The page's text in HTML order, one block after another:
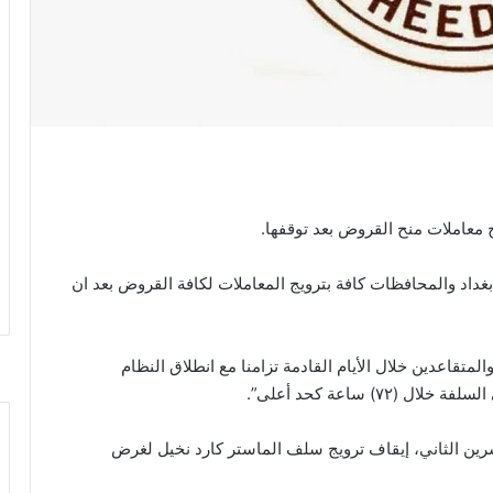
معاملات منح القروض بعد توقفها.
والمحافظات كافة بترويج المعاملات لكافة القروض بعد ان
خلال الأيام القادمة تزامنا مع انطلاق النظام
ساعة كحد أعلى”.
ان مصرف الرشيد قرر مصرف الرشيد، في 16 تشرين الثاني، إيقاف ترويج سلف الماستر كارد نخيل لغرض